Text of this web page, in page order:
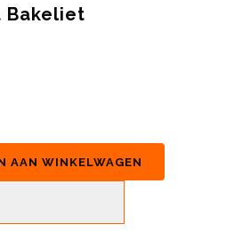
Bakeliet
AAN WINKELWAGEN